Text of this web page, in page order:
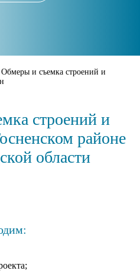
Обмеры и съемка строений и
строений и
районе
области